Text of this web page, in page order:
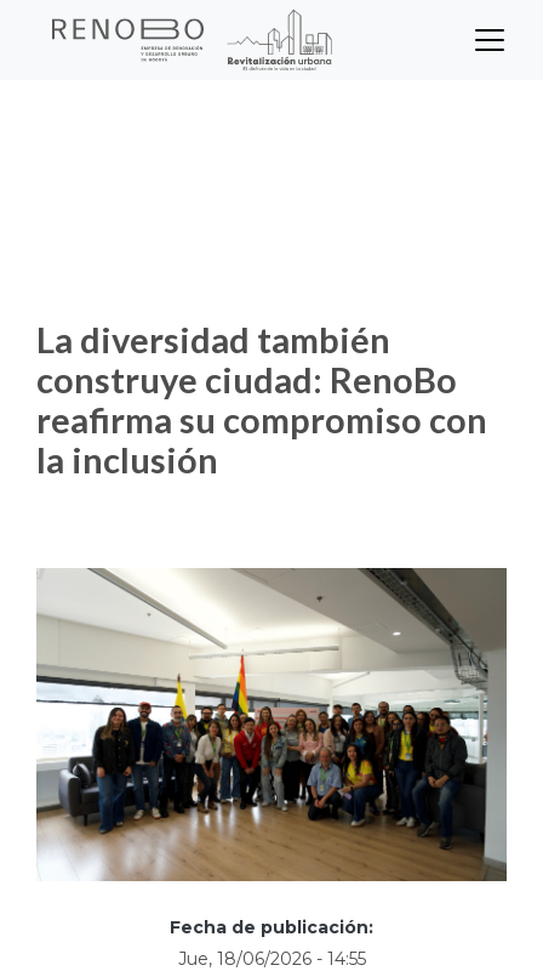
Sitio Web Empresa de
Noticias
La diversidad también
construye ciudad: RenoBo
reafirma su compromiso con
la inclusión
Fecha de publicación:
Jue, 18/06/2026 - 14:55